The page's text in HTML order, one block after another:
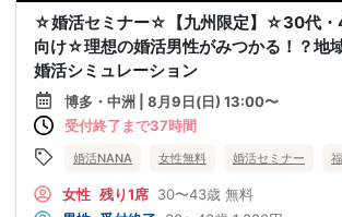
☆婚活セミナー☆【九州限定】☆30代・
向け☆理想の婚活男性がみつかる！？地
婚活シミュレーション
博多・中洲 | 8月9日(日) 13:00〜
受付終了まで37時間
婚活NANA 女性無料 婚活セミナー
女性 残り1席 30〜43歳 無料